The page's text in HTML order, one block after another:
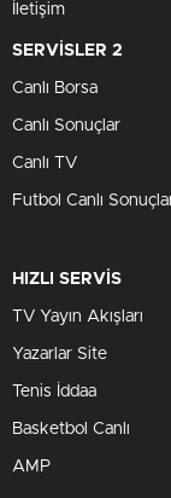
İletişim
SERVİSLER 2
Canlı Borsa
Canlı Sonuçlar
Canlı TV
Futbol Canlı
HIZLI SERVİS
TV Yayın Akışları
Yazarlar Site
Tenis İddaa
Basketbol Canlı
AMP